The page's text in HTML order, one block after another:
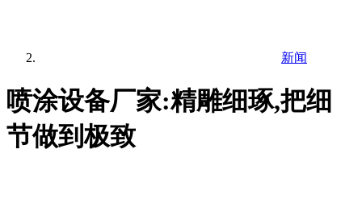
新闻
喷涂设备厂家:精雕细琢,把细
节做到极致